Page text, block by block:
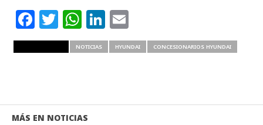
Facebook
Twitter
WhatsApp
LinkedIn
Email
NOTICIAS HYUNDAI CONCESIONARIOS HYUNDAI
MÁS EN NOTICIAS